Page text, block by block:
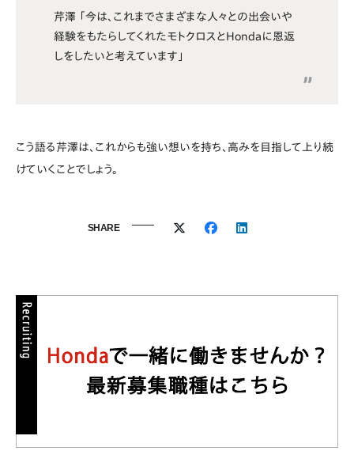
SHARE
芹澤 「今は、これまでさまざまな人々との出会いや
経験をもたらしてくれたモトクロスとHondaに恩返
しをしたいと考えています」
こう語る芹澤は、これからも強い想いを持ち、高みを目指して上り続
けていくことでしょう。